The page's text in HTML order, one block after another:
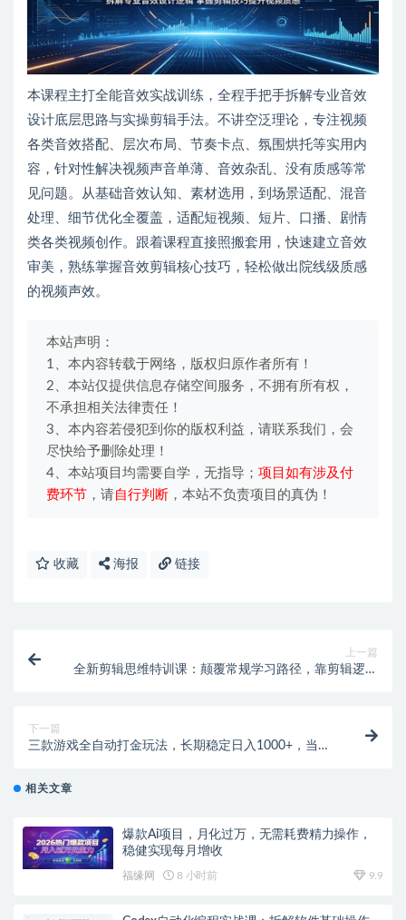
本课程主打全能音效实战训练，全程手把手拆解专业音效
设计底层思路与实操剪辑手法。不讲空泛理论，专注视频
各类音效搭配、层次布局、节奏卡点、氛围烘托等实用内
容，针对性解决视频声音单薄、音效杂乱、没有质感等常
见问题。从基础音效认知、素材选用，到场景适配、混音
处理、细节优化全覆盖，适配短视频、短片、口播、剧情
类各类视频创作。跟着课程直接照搬套用，快速建立音效
审美，熟练掌握音效剪辑核心技巧，轻松做出院线级质感
的视频声效。
本站声明：
1、本内容转载于网络，版权归原作者所有！
2、本站仅提供信息存储空间服务，不拥有所有权，
不承担相关法律责任！
3、本内容若侵犯到你的版权利益，请联系我们，会
尽快给予删除处理！
4、本站项目均需要自学，无指导； 项目如有涉及付
费环节 ，请自行判断 ，本站不负责项目的真伪！
收藏 海报 链接
上一篇
全新剪辑思维特训课：颠覆常规学习路径，靠剪辑逻辑
下一篇
三款游戏全自动打金玩法，长期稳定日入1000+，当天
相关文章
爆款Ai项目，月化过万，无需耗费精力操作，
稳健实现每月增收
福缘网 8 小时前 9.9